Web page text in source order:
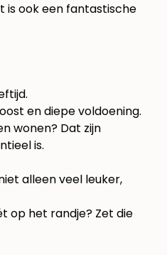
is ook een fantastische
en diepe voldoening.
wonen? Dat zijn
is.
alleen veel leuker,
op het randje? Zet die